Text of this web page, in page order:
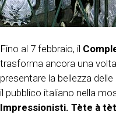
Fino al 7 febbraio, il
trasforma ancora una
presentare la bellezza
il pubblico italiano nella
Impressionisti. Tète à